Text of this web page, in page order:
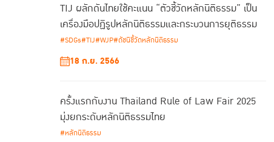
TIJ ผลักดันไทยใช้คะแนน “ตัวชี้วัดหลักนิติธรรม” เป็น
เครื่องมือปฏิรูปหลักนิติธรรมและกระบวนการยุติธรรม
#SDGs#TIJ#WJP#ดัชนีชี้วัดหลักนิติธรรม
18 ก.ย. 2566
ครั้งแรกกับงาน Thailand Rule of Law Fair 2025
มุ่งยกระดับหลักนิติธรรมไทย
#หลักนิติธรรม